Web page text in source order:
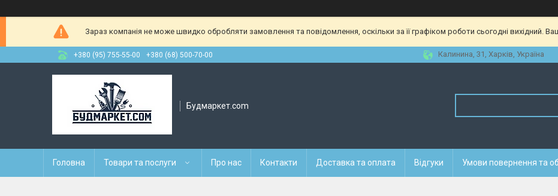
Зараз компанія не може швидко обробляти замовлення та повідомлення, оскільки за її графіком роботи сьогодні вихідний.
+380 (95) 755-55-00 +380 (68) 500-70-00 Калинина, 31, Харків, Україна
Будмаркет.com
Головна Товари та послуги Про нас Контакти Доставка та оплата Відгуки Умови повернення та